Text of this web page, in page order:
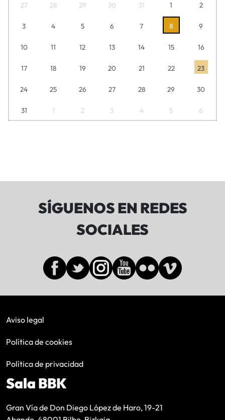
27 28 29 30 31 1 2
3 4 5 6 7 8 9
10 11 12 13 14 15 16
17 18 19 20 21 22 23
24 25 26 27 28 29 30
31 1 2 3 4 5 6
SÍGUENOS EN REDES
SOCIALES
Aviso legal
Política de cookies
Política de privacidad
Sala BBK
Gran Vía de Don Diego López de Haro, 19-21